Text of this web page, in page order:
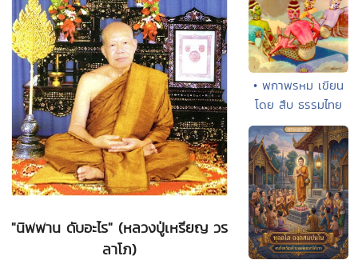
"นิพพาน ดับอะไร" (หลวงปู่เหรียญ วร
ลาโภ)
• พกาพรหม เขียน
โดย สืบ ธรรมไทย